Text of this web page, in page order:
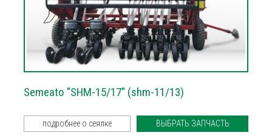
Semeato "SHM-15/17" (shm-11/13)
подробнее о сеялке ВЫБРАТЬ ЗАПЧАСТЬ